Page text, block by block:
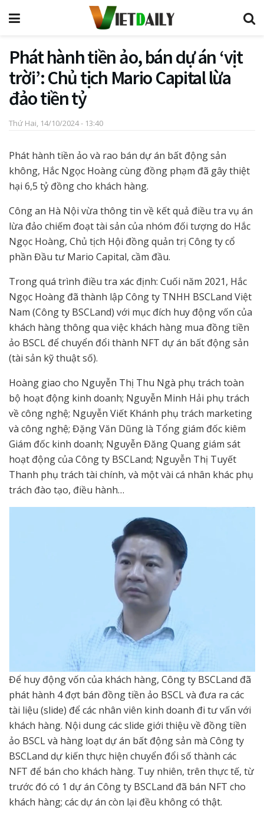
Phát hành tiền ảo, bán dự án ‘vịt
trời’: Chủ tịch Mario Capital lừa
đảo tiền tỷ
Thứ Hai, 14/10/2024 - 13:40
Phát hành tiền ảo và rao bán dự án bất động sản
không, Hắc Ngọc Hoàng cùng đồng phạm đã gây thiệt
hại 6,5 tỷ đồng cho khách hàng.
Công an Hà Nội vừa thông tin về kết quả điều tra vụ án
lừa đảo chiếm đoạt tài sản của nhóm đối tượng do Hắc
Ngọc Hoàng, Chủ tịch Hội đồng quản trị Công ty cổ
phần Đầu tư Mario Capital, cầm đầu.
Trong quá trình điều tra xác định: Cuối năm 2021, Hắc
Ngọc Hoàng đã thành lập Công ty TNHH BSCLand Việt
Nam (Công ty BSCLand) với mục đích huy động vốn của
khách hàng thông qua việc khách hàng mua đồng tiền
ảo BSCL để chuyển đổi thành NFT dự án bất động sản
(tài sản kỹ thuật số).
Hoàng giao cho Nguyễn Thị Thu Ngà phụ trách toàn
bộ hoạt động kinh doanh; Nguyễn Minh Hải phụ trách
về công nghệ; Nguyễn Viết Khánh phụ trách marketing
và công nghệ; Đặng Văn Dũng là Tổng giám đốc kiêm
Giám đốc kinh doanh; Nguyễn Đăng Quang giám sát
hoạt động của Công ty BSCLand; Nguyễn Thị Tuyết
Thanh phụ trách tài chính, và một vài cá nhân khác phụ
trách đào tạo, điều hành…
Để huy động vốn của khách hàng, Công ty BSCLand đã
phát hành 4 đợt bán đồng tiền ảo BSCL và đưa ra các
tài liệu (slide) để các nhân viên kinh doanh đi tư vấn với
khách hàng. Nội dung các slide giới thiệu về đồng tiền
ảo BSCL và hàng loạt dự án bất động sản mà Công ty
BSCLand dự kiến thực hiện chuyển đổi số thành các
NFT để bán cho khách hàng. Tuy nhiên, trên thực tế, từ
trước đó có 1 dự án Công ty BSCLand đã bán NFT cho
khách hàng; các dự án còn lại đều không có thật.